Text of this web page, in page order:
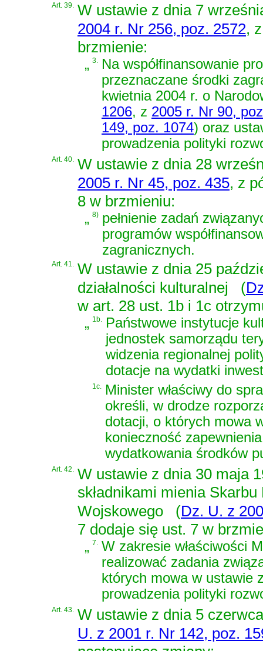
Art. 39. W ustawie z dnia 7
2004 r. Nr 256, poz. 2572,
brzmienie:
„3.
Na współfinansowanie
przeznaczane środki
kwietnia 2004 r. o
1206, z 2005 r. Nr 90,
149, poz. 1074) oraz
prowadzenia polityki
Art. 40. W ustawie z dnia 28
2005 r. Nr 45, poz. 435, z
8 w brzmieniu:
„8) pełnienie zadań
programów
zagranicznych.
Art. 41. W ustawie z dnia 25
działalności kulturalnej
(
w art. 28 ust. 1b i 1c
„1b.
Państwowe instytucje
jednostek samorządu
widzenia regionalnej
dotacje na wydatki
1c.
Minister właściwy do
określi, w drodze
dotacji, o których mowa
konieczność
wydatkowania środków
Art. 42. W ustawie z dnia 30 maja
składnikami mienia
Wojskowego
(Dz. U. z
7 dodaje się ust. 7 w
„ 7. W zakresie właściwości
realizować zadania
których mowa w ustawie
prowadzenia polityki
Art. 43. W ustawie z dnia 5
U. z 2001 r. Nr 142, poz.